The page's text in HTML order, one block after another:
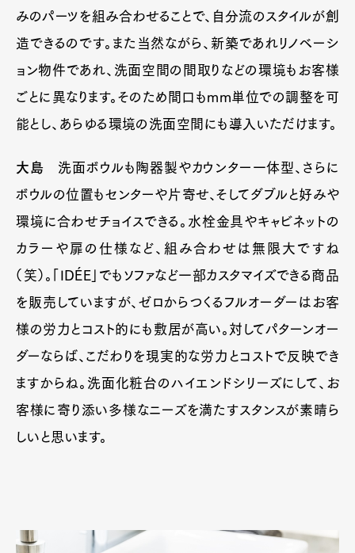
みのパーツを組み合わせることで、自分流のスタイルが創
造できるのです。また当然ながら、新築であれリノベーシ
ョン物件であれ、洗面空間の間取りなどの環境もお客様
ごとに異なります。そのため間口もmm単位での調整を可
能とし、あらゆる環境の洗面空間にも導入いただけます。
大島 洗面ボウルも陶器製やカウンター一体型、さらに
ボウルの位置もセンターや片寄せ、そしてダブルと好みや
環境に合わせチョイスできる。水栓金具やキャビネットの
カラーや扉の仕様など、組み合わせは無限大ですね
（笑）。「IDÉE」でもソファなど一部カスタマイズできる商品
を販売していますが、ゼロからつくるフルオーダーはお客
様の労力とコスト的にも敷居が高い。対してパターンオー
ダーならば、こだわりを現実的な労力とコストで反映でき
ますからね。洗面化粧台のハイエンドシリーズにして、お
客様に寄り添い多様なニーズを満たすスタンスが素晴ら
しいと思います。